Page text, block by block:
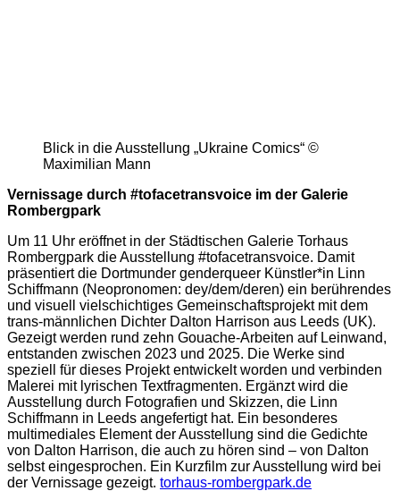
Blick in die Ausstellung „Ukraine Comics“ ©
Maximilian Mann
Vernissage durch #tofacetransvoice im der Galerie
Rombergpark
Um 11 Uhr eröffnet in der Städtischen Galerie Torhaus
Rombergpark die Ausstellung #tofacetransvoice. Damit
präsentiert die Dortmunder genderqueer Künstler*in Linn
Schiffmann (Neopronomen: dey/dem/deren) ein berührendes
und visuell vielschichtiges Gemeinschaftsprojekt mit dem
trans-männlichen Dichter Dalton Harrison aus Leeds (UK).
Gezeigt werden rund zehn Gouache-Arbeiten auf Leinwand,
entstanden zwischen 2023 und 2025. Die Werke sind
speziell für dieses Projekt entwickelt worden und verbinden
Malerei mit lyrischen Textfragmenten. Ergänzt wird die
Ausstellung durch Fotografien und Skizzen, die Linn
Schiffmann in Leeds angefertigt hat. Ein besonderes
multimediales Element der Ausstellung sind die Gedichte
von Dalton Harrison, die auch zu hören sind – von Dalton
selbst eingesprochen. Ein Kurzfilm zur Ausstellung wird bei
der Vernissage gezeigt. torhaus-rombergpark.de